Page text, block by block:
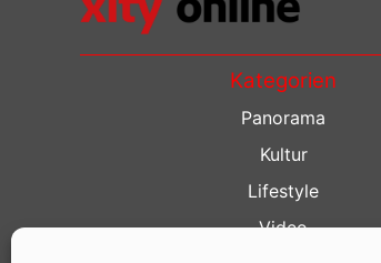
Kategorien
Panorama
Kultur
Lifestyle
Video